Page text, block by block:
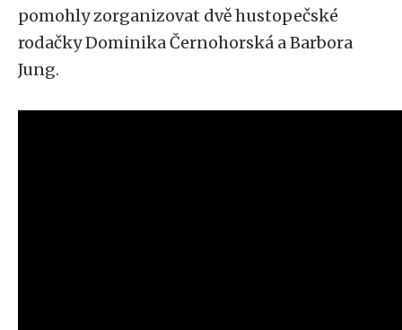
pomohly zorganizovat dvě hustopečské
rodačky Dominika Černohorská a Barbora
Jung.